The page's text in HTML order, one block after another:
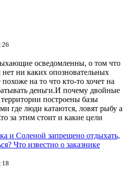
осведомленны, о том что
нет ни каких опозновательных
на то что кто-то хочет на
деньги.И почему двойные
построены базы
где люди катаются, ловят рыбу а
за этим стоит и какие цели
и Соленой запрещено отдыхать,
Что известно о заказнике